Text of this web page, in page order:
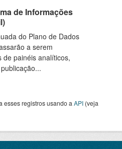
de Informações
do Plano de Dados
a serem
de painéis analíticos,
esses registros usando a API (veja